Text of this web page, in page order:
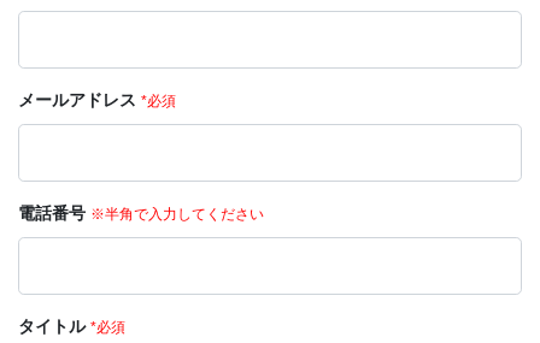
メールアドレス *必須
電話番号 ※半角で入力してください
タイトル *必須